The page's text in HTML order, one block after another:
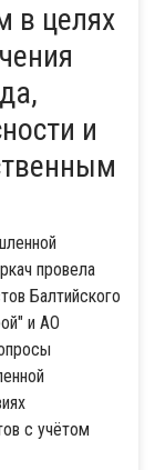
в целях
и
провела
Балтийского
и АО
с учётом